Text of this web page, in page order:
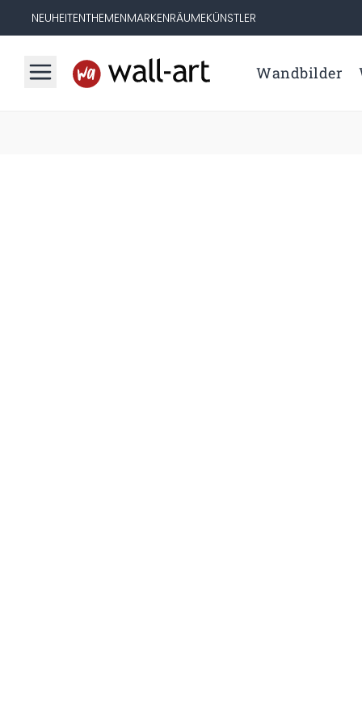
NEUHEITENTHEMENMARKENRÄUMEKÜNSTLER
Wandbilder